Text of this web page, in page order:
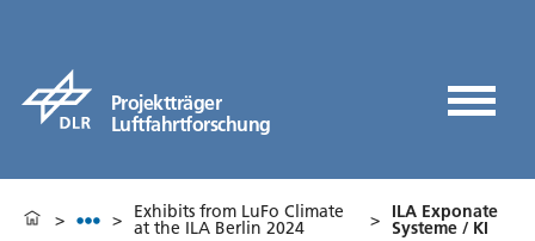
Projektträger
Luftfahrtforschung
> > Exhibits from LuFo Climate
at the ILA Berlin 2024 > ILA Exponate
Systeme / KI